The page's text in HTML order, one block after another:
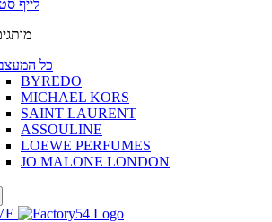
לייף
כל
BYREDO
MICHAEL KORS
SAINT LAURENT
ASSOULINE
LOEWE PERFUMES
JO MALONE LONDON